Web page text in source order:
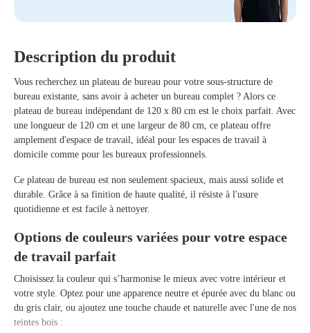
Description du produit
Vous recherchez un plateau de bureau pour votre sous-structure de
bureau existante, sans avoir à acheter un bureau complet ? Alors ce
plateau de bureau indépendant de 120 x 80 cm est le choix parfait. Avec
une longueur de 120 cm et une largeur de 80 cm , ce plateau offre
amplement d'espace de travail, idéal pour les espaces de travail à
domicile comme pour les bureaux professionnels.
Ce plateau de bureau est non seulement spacieux, mais aussi solide et
durable . Grâce à sa finition de haute qualité, il résiste à l'usure
quotidienne et est facile à nettoyer.
Options de couleurs variées pour votre espace
de travail parfait
Choisissez la couleur qui s’harmonise le mieux avec votre intérieur et
votre style. Optez pour une apparence neutre et épurée avec du blanc ou
du gris clair, ou ajoutez une touche chaude et naturelle avec l'une de nos
teintes bois :